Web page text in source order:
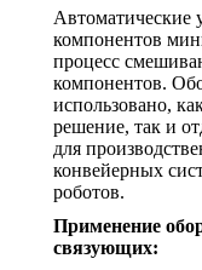
Автоматические
компонентов
процесс
компонентов.
использовано,
решение, так и
для
конвейерных
роботов.
Применение
связующих: